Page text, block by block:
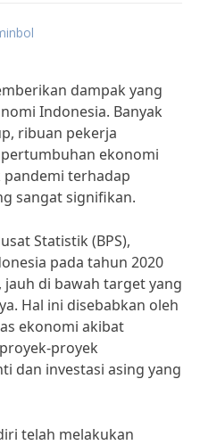
dampak yang
Indonesia. Banyak
ribuan pekerja
ekonomi
terhadap
sangat signifikan.
Statistik (BPS),
pada tahun 2020
jauh di bawah target yang
Hal ini disebabkan oleh
ekonomi akibat
proyek
dan investasi asing yang
telah melakukan